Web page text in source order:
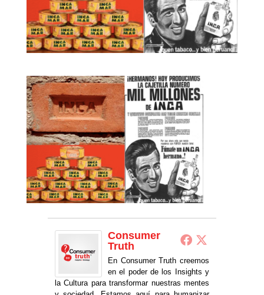
Consumer
Truth
En Consumer Truth creemos
en el poder de los Insights y
la Cultura para transformar nuestras mentes